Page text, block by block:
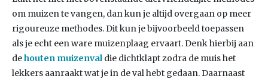
om muizen te vangen, dan kun je altijd overgaan op meer
rigoureuze methodes. Dit kun je bijvoorbeeld toepassen
als je echt een ware muizenplaag ervaart. Denk hierbij aan
dehouten muizenvaldie dichtklapt zodra de muis het
lekkers aanraakt wat je in de val hebt gedaan. Daarnaast